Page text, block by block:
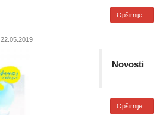
Opširnije...
22.05.2019
Novosti
Opširnije...